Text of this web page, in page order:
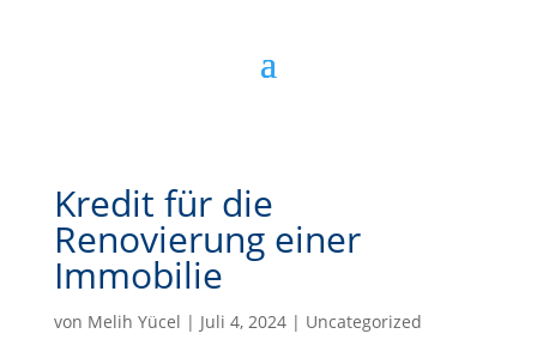
Kredit für die
Renovierung einer
Immobilie
von Melih Yücel | Juli 4, 2024| Uncategorized